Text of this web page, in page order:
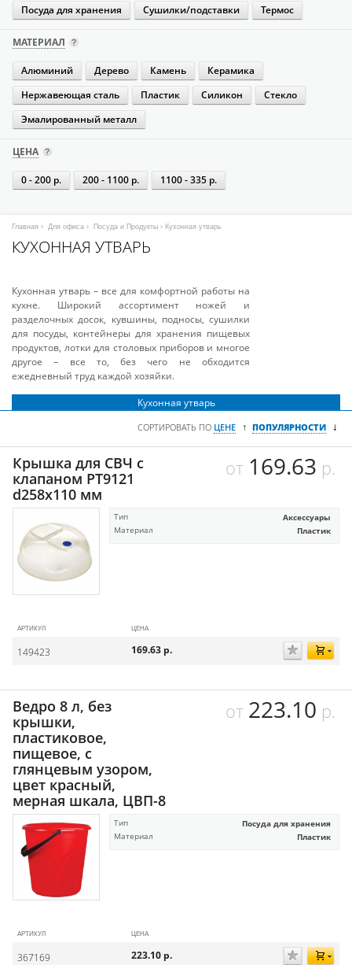
Посуда для хранения
Сушилки/подставки Термос
МАТЕРИАЛ
Алюминий Дерево Камень
Керамика
Нержавеющая сталь
Пластик Силикон
Стекло
Эмалированный металл
ЦЕНА
0 - 200 р. 200 - 1100 р. 1100 - 335 р.
Главная › Для офиса › Посуда и Продукты › Кухонная утварь
КУХОННАЯ УТВАРЬ
Кухонная утварь – все для комфортной работы на
кухне. Широкий ассортимент ножей и
разделочных досок, кувшины, подносы, сушилки
для посуды, контейнеры для хранения пищевых
продуктов, лотки для столовых приборов и многое
другое – все то, без чего не обходится
ежедневный труд каждой хозяйки.
Кухонная утварь
СОРТИРОВАТЬ ПО ЦЕНЕ ↑ ПОПУЛЯРНОСТИ ↓
Крышка для СВЧ с
клапаном РТ9121
d258x110 мм
от 169.63 р.
Тип Аксессуары
Материал Пластик
АРТИКУЛ ЦЕНА
149423 169.63 р.
Ведро 8 л, без
крышки,
пластиковое,
пищевое, с
глянцевым узором,
цвет красный,
мерная шкала, ЦВП-8
от 223.10 р.
Тип Посуда для хранения
Материал Пластик
АРТИКУЛ ЦЕНА
367169 223.10 р.